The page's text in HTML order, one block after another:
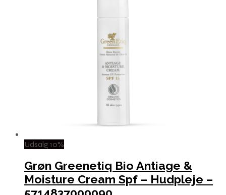
Udsalg 10%
Grøn Greenetiq Bio Antiage &
Moisture Cream Spf – Hudpleje –